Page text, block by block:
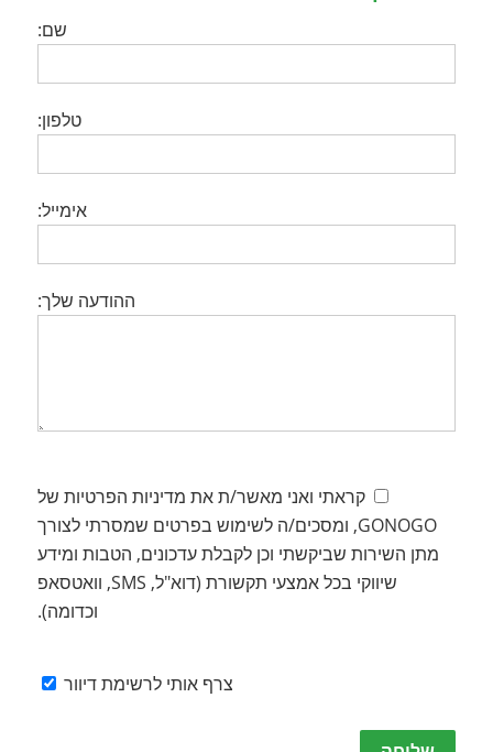
שם:
טלפון:
אימייל:
ההודעה שלך:
קראתי ואני מאשר/ת את מדיניות הפרטיות של
GONOGO, ומסכים/ה לשימוש בפרטים שמסרתי לצורך
מתן השירות שביקשתי וכן לקבלת עדכונים, הטבות ומידע
שיווקי בכל אמצעי תקשורת (דוא"ל, SMS, וואטסאפ
וכדומה).
צרף אותי לרשימת דיוור
Please